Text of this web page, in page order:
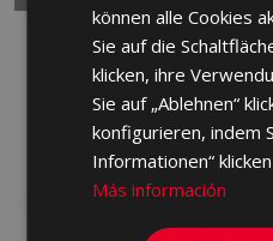
SUNSET GRAFITO 60 X
Zu Favoriten
hinzufügen
können alle Cookies
Sie auf die
klicken, ihre
Sie auf „Ablehnen“
konfigurieren, indem
Informationen“ klicken
Más información